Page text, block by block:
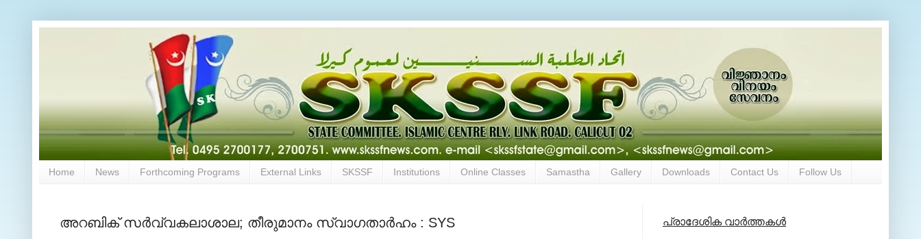
Home News Forthcoming Programs External Links SKSSF Institutions Online Classes Samastha Gallery Downloads Contact Us Follow Us
അറബിക് സര്‍വ്വകലാശാല; തീരുമാനം സ്വാഗതാര്‍ഹം : SYS പ്രാദേശിക വാര്‍ത്തകള്‍